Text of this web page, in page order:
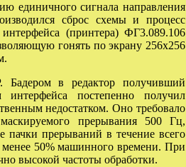
единичного сигнала направления
сброс схемы и процесс
(принтера) ФГ3.089.106
гонять по экрану 256х256
Бадером в редактор получивший
постепенно получил
недостатком. Оно требовало
прерывания 500 Гц,
пачки прерываний в течение всего
менее 50% машинного времени. При
высокой частоты обработки.